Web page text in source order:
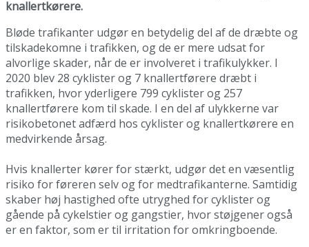
knallertkørere.
Bløde trafikanter udgør en betydelig del af de dræbte og
tilskadekomne i trafikken, og de er mere udsat for
alvorlige skader, når de er involveret i trafikulykker. I
2020 blev 28 cyklister og 7 knallertførere dræbt i
trafikken, hvor yderligere 799 cyklister og 257
knallertførere kom til skade. I en del af ulykkerne var
risikobetonet adfærd hos cyklister og knallertkørere en
medvirkende årsag.
Hvis knallerter kører for stærkt, udgør det en væsentlig
risiko for føreren selv og for medtrafikanterne. Samtidig
skaber høj hastighed ofte utryghed for cyklister og
gående på cykelstier og gangstier, hvor støjgener også
er en faktor, som er til irritation for omkringboende.